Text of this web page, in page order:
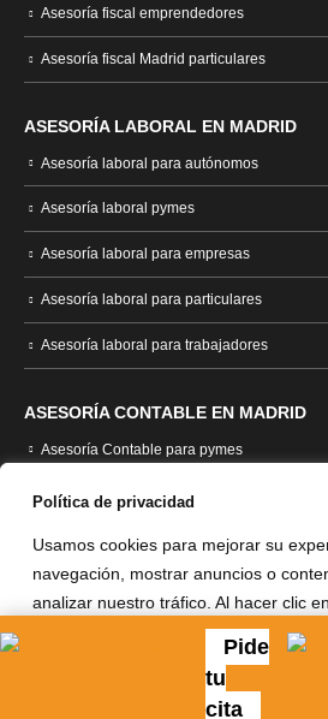
Política de privacidad
Usamos cookies para mejorar su
navegación, mostrar anuncios o
analizar nuestro tráfico. Al hacer clic
acepta nuestro uso de cookies.
Leer
Rechazar
Pide
tu
cita
Asesoría fiscal emprendedores
Asesoría fiscal Madrid particulares
ASESORÍA LABORAL EN MADRID
Asesoría laboral para autónomos
Asesoría laboral pymes
Asesoría laboral para empresas
Asesoría laboral para particulares
Asesoría laboral para trabajadores
ASESORÍA CONTABLE EN MADRID
Asesoría Contable para pymes
Asesoría contable empresas
Asesoría contable autónomos
POLÍTICA DE
REEMBOLSOS|POLÍTICA